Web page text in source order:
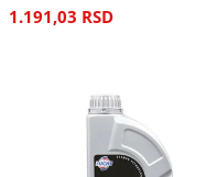
1.191,03 RSD